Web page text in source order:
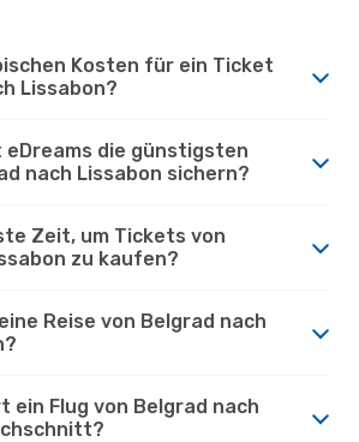
Kosten für ein Ticket
Lissabon?
eDreams die günstigsten
nach Lissabon sichern?
Zeit, um Tickets von
zu kaufen?
Reise von Belgrad nach
ein Flug von Belgrad nach